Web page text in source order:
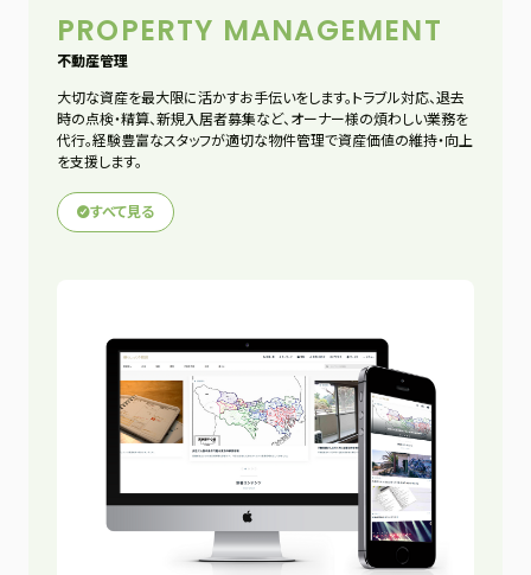
PROPERTY MANAGEMENT
不動産管理
大切な資産を最大限に活かすお手伝いをします。トラブル対応、退去
時の点検・精算、新規入居者募集など、オーナー様の煩わしい業務を
代行。経験豊富なスタッフが適切な物件管理で資産価値の維持・向上
を支援します。
すべて見る